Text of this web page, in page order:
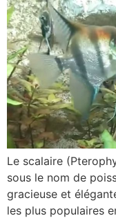
Le scalaire
sous le nom de
gracieuse et
les plus populaires